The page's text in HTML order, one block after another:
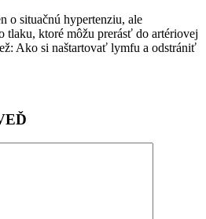
o situačnú hypertenziu, ale
tlaku, ktoré môžu prerásť do artériovej
Ako si naštartovať lymfu a odstrániť